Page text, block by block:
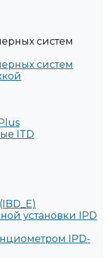
систем
систем
ITD
установки IPD
IPD-